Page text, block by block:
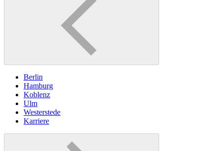
Berlin
Hamburg
Koblenz
Ulm
Westerstede
Karriere